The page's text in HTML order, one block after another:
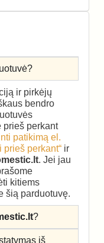
ir pirkėjų
bendro
prieš perkant
patikimą el.
perkant“ ir
. Jei jau
kitiems
šią parduotuvę.
?
iš